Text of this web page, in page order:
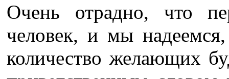
Очень отрадно, что
человек, и мы
количество желающих